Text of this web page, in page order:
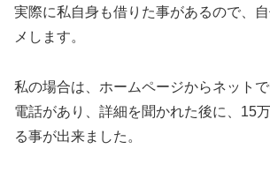
実際に私自身も借りた事があるので、
メします。
私の場合は、ホームページからネット
電話があり、詳細を聞かれた後に、15
る事が出来ました。